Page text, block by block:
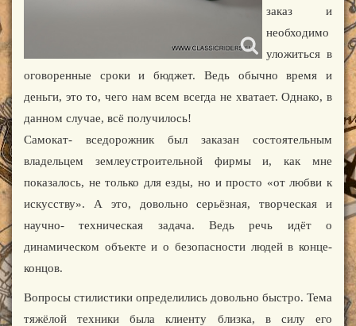
заказ и
необходимо
уложиться в
оговоренные сроки и бюджет. Ведь обычно время и
деньги, это то, чего нам всем всегда не хватает. Однако, в
данном случае, всё получилось!
Самокат- вседорожник был заказан состоятельным
владельцем землеустроительной фирмы и, как мне
показалось, не только для езды, но и просто «от любви к
искусству». А это, довольно серьёзная, творческая и
научно- техническая задача. Ведь речь идёт о
динамическом объекте и о безопасности людей в конце-
концов.
Вопросы стилистики определились довольно быстро. Тема
тяжёлой техники была клиенту близка, в силу его